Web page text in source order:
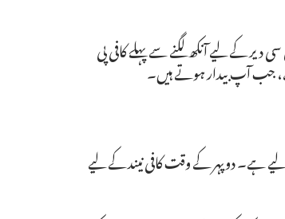
کے لیے آنکھ لگنے سے پہلے کافی پی
لیے ہے۔ دوپہر کے وقت کافی نیند کے لیے